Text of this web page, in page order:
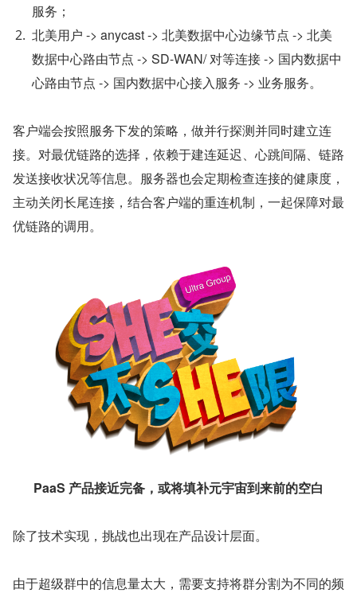
服务；
北美用户 -> anycast -> 北美数据中心边缘节点 -> 北美
数据中心路由节点 -> SD-WAN/ 对等连接 -> 国内数据中
心路由节点 -> 国内数据中心接入服务 -> 业务服务。
客户端会按照服务下发的策略，做并行探测并同时建立连
接。对最优链路的选择，依赖于建连延迟、心跳间隔、链路
发送接收状况等信息。服务器也会定期检查连接的健康度，
主动关闭长尾连接，结合客户端的重连机制，一起保障对最
优链路的调用。
PaaS 产品接近完备，或将填补元宇宙到来前的空白
除了技术实现，挑战也出现在产品设计层面。
由于超级群中的信息量太大，需要支持将群分割为不同的频